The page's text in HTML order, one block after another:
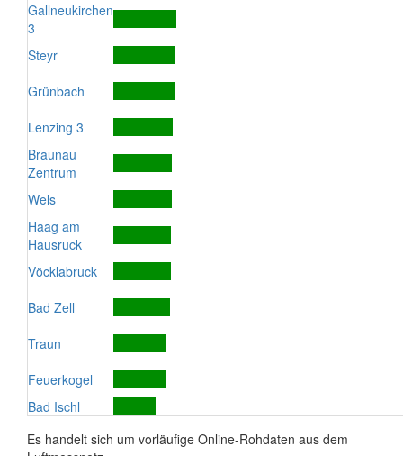
Gallneukirchen
3
Steyr
Grünbach
Lenzing 3
Braunau
Zentrum
Wels
Haag am
Hausruck
Vöcklabruck
Bad Zell
Traun
Feuerkogel
Bad Ischl
Es handelt sich um vorläufige Online-Rohdaten aus dem